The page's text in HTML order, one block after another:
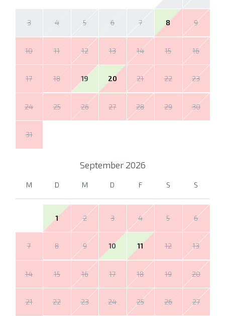
3 4 5 6 7 8 9
10 11 12 13 14 15 16
17 18 19 20 21 22 23
24 25 26 27 28 29 30
31
September 2026
M D M D F S S
1 2 3 4 5 6
7 8 9 10 11 12 13
14 15 16 17 18 19 20
21 22 23 24 25 26 27